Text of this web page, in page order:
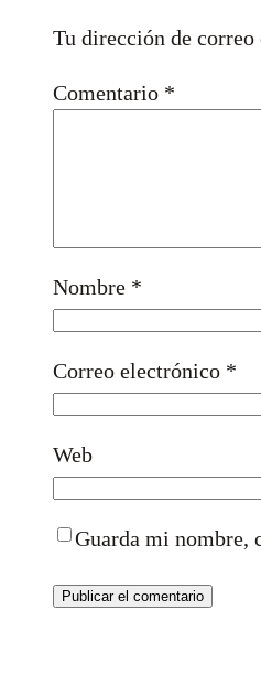
Tu dirección de
Comentario *
Nombre *
Correo electrónico *
Web
Guarda mi nombre,